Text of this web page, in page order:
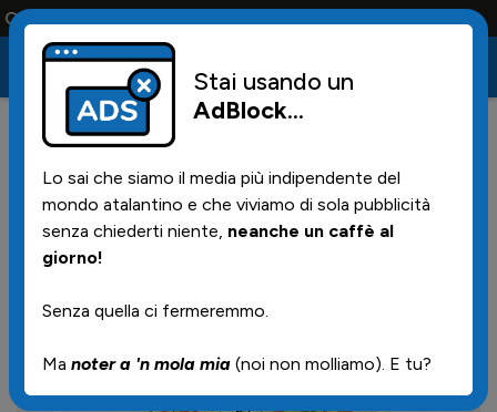
solo la maglia e solo i tifosi la portano tutta la vita
03/06/2026 | 09.09
Dalla Champions alla
Conference: per la prima volta
4 lombarde nelle coppe in una
stagione
Stai usando un
AdBlock...
Lo sai che siamo il media più indipendente del
mondo atalantino e che viviamo di sola pubblicità
senza chiederti niente, neanche un caffè al
giorno!
Senza quella ci fermeremmo.
Ma noter a 'n mola mia (noi non molliamo). E tu?